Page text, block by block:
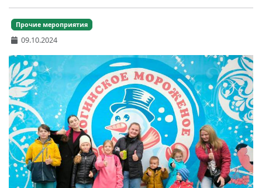
Прочие мероприятия
09.10.2024